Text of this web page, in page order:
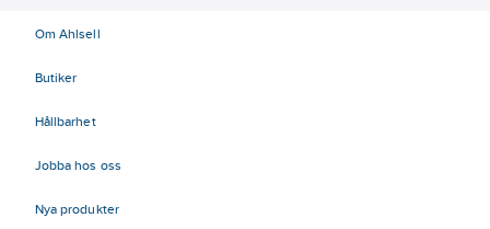
Om Ahlsell
Butiker
Hållbarhet
Jobba hos oss
Nya produkter